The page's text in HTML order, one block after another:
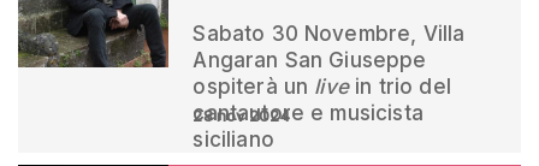
Sabato 30 Novembre, Villa
Angaran San Giuseppe
ospiterà un livein trio del
cantautore e musicista
siciliano
28 nov 2024